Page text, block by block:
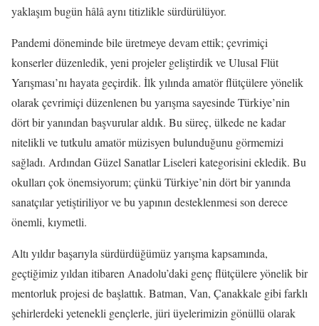
yaklaşım bugün hâlâ aynı titizlikle sürdürülüyor.
Pandemi döneminde bile üretmeye devam ettik; çevrimiçi
konserler düzenledik, yeni projeler geliştirdik ve Ulusal Flüt
Yarışması’nı hayata geçirdik. İlk yılında amatör flütçülere yönelik
olarak çevrimiçi düzenlenen bu yarışma sayesinde Türkiye’nin
dört bir yanından başvurular aldık. Bu süreç, ülkede ne kadar
nitelikli ve tutkulu amatör müzisyen bulunduğunu görmemizi
sağladı. Ardından Güzel Sanatlar Liseleri kategorisini ekledik. Bu
okulları çok önemsiyorum; çünkü Türkiye’nin dört bir yanında
sanatçılar yetiştiriliyor ve bu yapının desteklenmesi son derece
önemli, kıymetli.
Altı yıldır başarıyla sürdürdüğümüz yarışma kapsamında,
geçtiğimiz yıldan itibaren Anadolu’daki genç flütçülere yönelik bir
mentorluk projesi de başlattık. Batman, Van, Çanakkale gibi farklı
şehirlerdeki yetenekli gençlerle, jüri üyelerimizin gönüllü olarak